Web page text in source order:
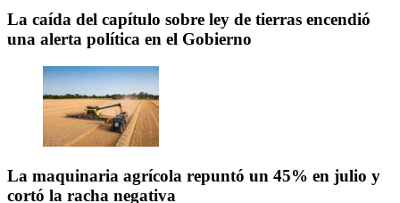
La caída del capítulo sobre ley de tierras encendió
una alerta política en el Gobierno
La maquinaria agrícola repuntó un 45% en julio y
cortó la racha negativa